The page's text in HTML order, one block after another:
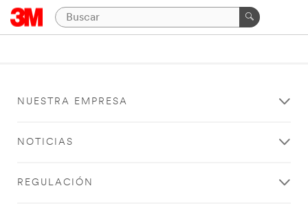
NUESTRA EMPRESA
NOTICIAS
REGULACIÓN